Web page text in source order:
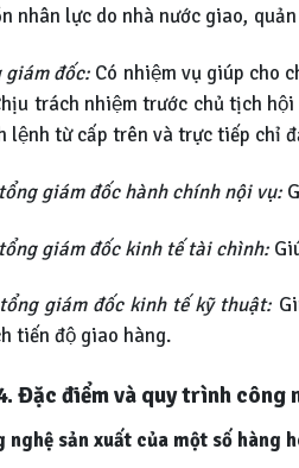
nhân lực do nhà nước giao,
giám đốc: Có nhiệm vụ giúp cho
trách nhiệm trước chủ tịch hội
lệnh từ cấp trên và trực tiếp chỉ
giám đốc hành chính nội vụ:
giám đốc kinh tế tài chình:
giám đốc kinh tế kỹ thuật:
tiến độ giao hàng.
Đặc điểm và quy trình công
nghệ sản xuất của một số hàng